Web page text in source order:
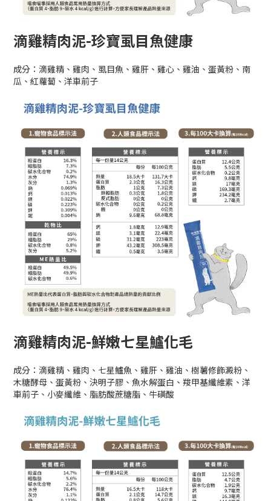
滴雞精肉泥-珍寶虱目魚健康
成分：滴雞精、雞肉、虱目魚、雞肝、雞心、雞油、蛋黃粉、南
瓜、紅蘿蔔、洋車前子
滴雞精肉泥-鮮嫩七星鱸化毛
成分：滴雞精、雞肉、七星鱸魚、雞肝、雞油、樹薯修飾澱粉、
木糖酵母、蛋黃粉、決明子膠、魚水解蛋白、羧甲基纖維素、洋
車前子、小麥纖維、脂肪酸蔗糖脂、牛磺酸